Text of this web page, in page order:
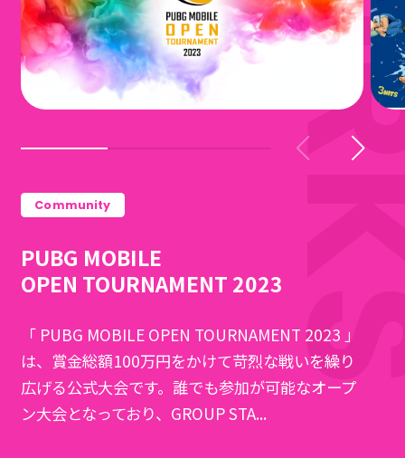
Community
PUBG MOBILE
OPEN TOURNAMENT 2023
「 PUBG MOBILE OPEN TOURNAMENT 2023 」
は、賞金総額100万円をかけて苛烈な戦いを繰り
広げる公式大会です。誰でも参加が可能なオープ
ン大会となっており、GROUP STA...